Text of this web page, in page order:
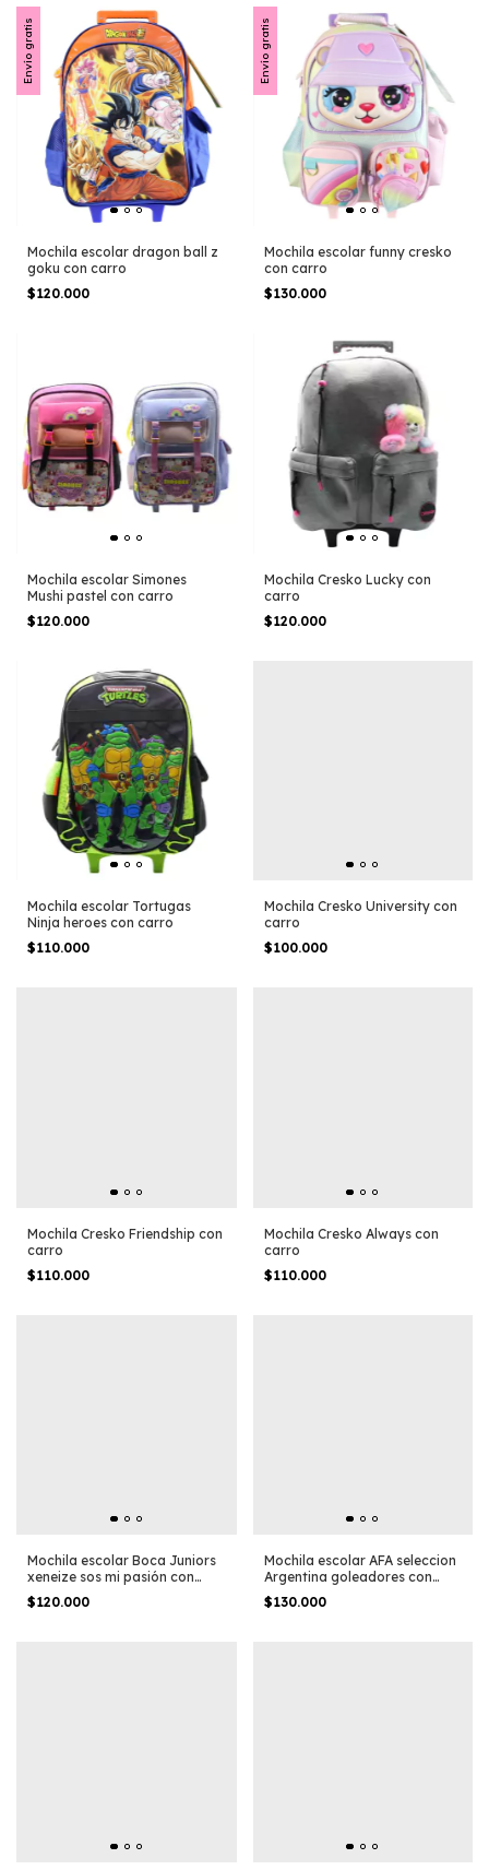
Envío gratis
Mochila escolar dragon ball z
goku con carro
$120.000
Envío gratis
Mochila escolar funny cresko
con carro
$130.000
Mochila escolar Simones
Mushi pastel con carro
$120.000
Mochila Cresko Lucky con
carro
$120.000
Mochila escolar Tortugas
Ninja heroes con carro
$110.000
Mochila Cresko University con
carro
$100.000
Mochila Cresko Friendship con
carro
$110.000
Mochila Cresko Always con
carro
$110.000
Mochila escolar Boca Juniors
xeneize sos mi pasión con
carro
$120.000
Mochila escolar AFA seleccion
Argentina goleadores con
carro
$130.000